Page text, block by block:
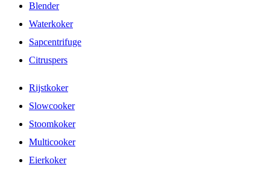
Blender
Waterkoker
Sapcentrifuge
Citruspers
Rijstkoker
Slowcooker
Stoomkoker
Multicooker
Eierkoker